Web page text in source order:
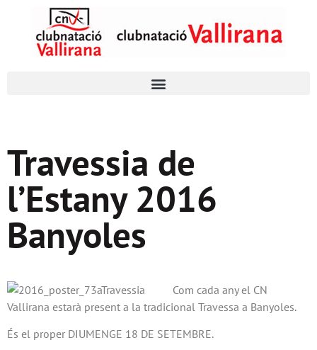
Travessia de
l’Estany 2016
Banyoles
Com cada any el CN
Vallirana estarà present a la tradicional Travessa a Banyoles.
És el proper DIUMENGE 18 DE SETEMBRE.